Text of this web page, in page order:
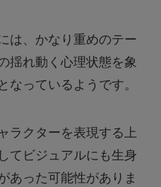
は、かなり重めのテー
揺れ動く心理状態を象
なっているようです。
ラクターを表現する上
てビジュアルにも生身
あった可能性がありま